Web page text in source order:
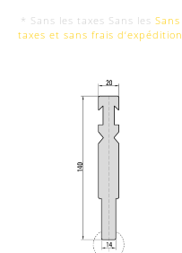
* Sans les taxes Sans les Sans
taxes et sans frais d‘expédition